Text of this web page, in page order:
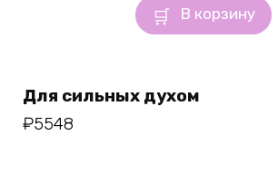
В корзину
Для сильных духом
₽5548